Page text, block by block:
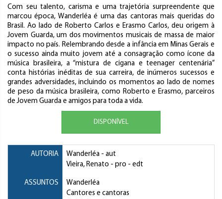
Com seu talento, carisma e uma trajetória surpreendente que
marcou época, Wanderléa é uma das cantoras mais queridas do
Brasil. Ao lado de Roberto Carlos e Erasmo Carlos, deu origem à
Jovem Guarda, um dos movimentos musicais de massa de maior
impacto no país. Relembrando desde a infância em Minas Gerais e
o sucesso ainda muito jovem até a consagração como ícone da
música brasileira, a “mistura de cigana e teenager centenária”
conta histórias inéditas de sua carreira, de inúmeros sucessos e
grandes adversidades, incluindo os momentos ao lado de nomes
de peso da música brasileira, como Roberto e Erasmo, parceiros
de Jovem Guarda e amigos para toda a vida.
DISPONÍVEL
AUTORIA Wanderléa - aut
Vieira, Renato - pro - edt
ASSUNTOS
Wanderléa
Cantores e cantoras